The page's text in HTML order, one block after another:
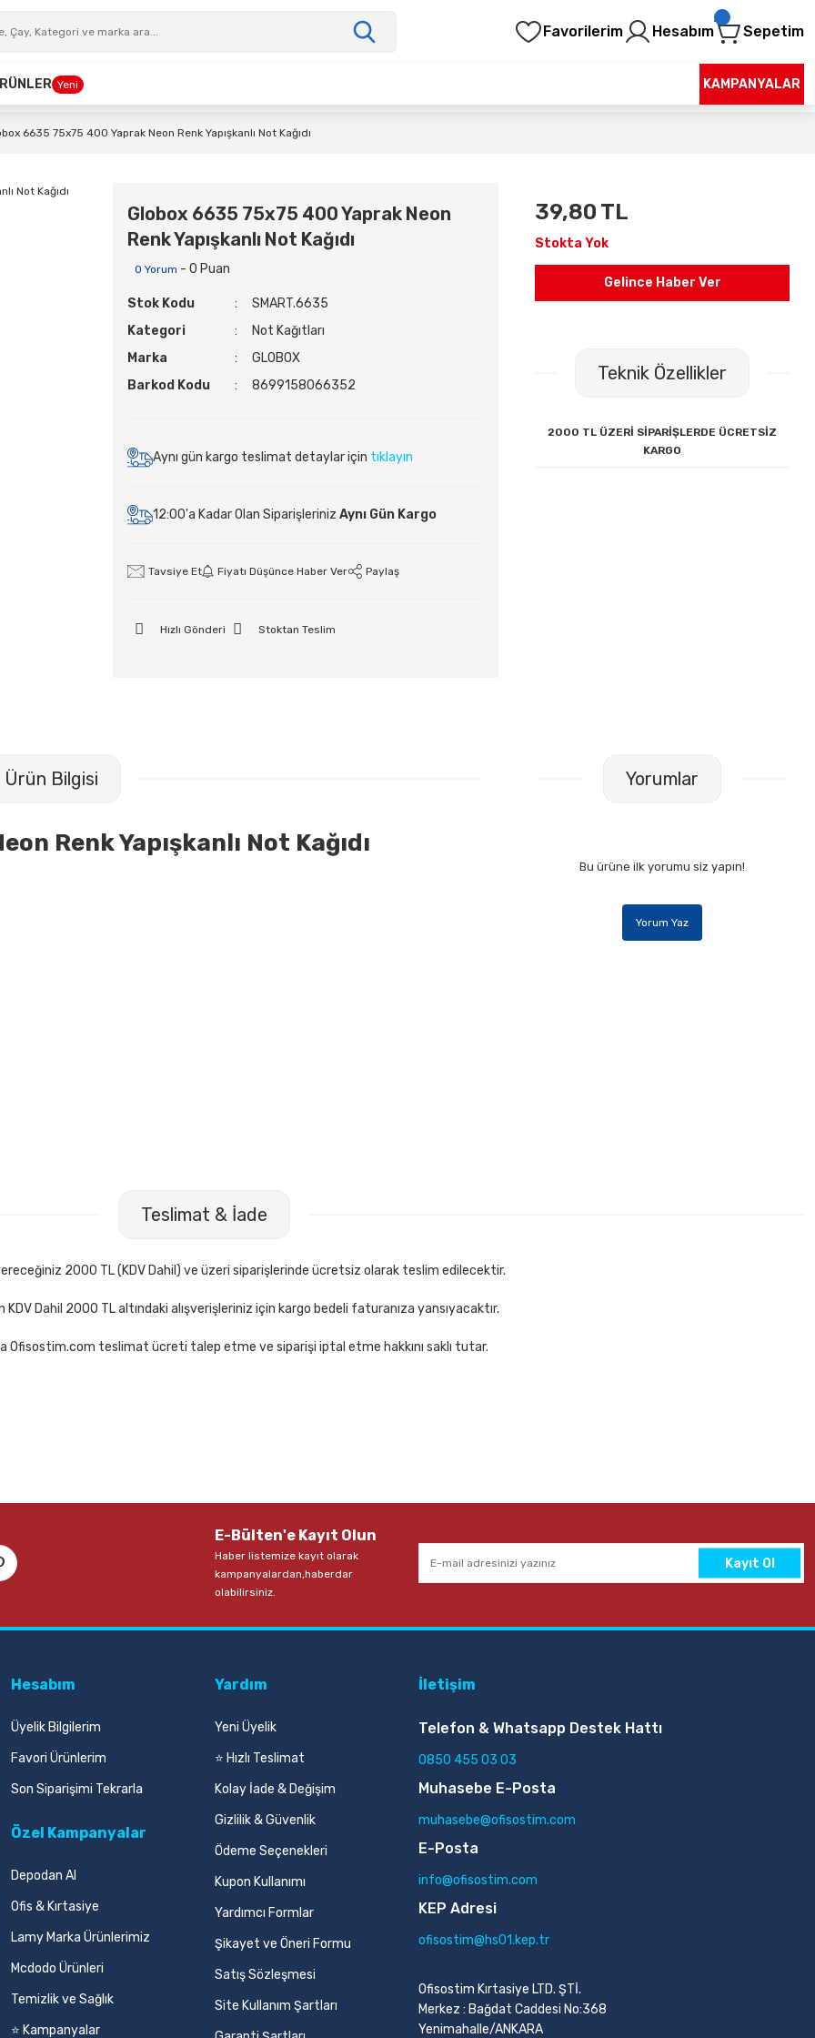
Favorilerim Hesabım Sepetim
Yeni KAMPANYALAR
6635 75x75 400 Yaprak Neon Renk Yapışkanlı Not Kağıdı
Globox 6635 75x75 400 Yaprak Neon
Renk Yapışkanlı Not Kağıdı
0 Yorum - 0 Puan
Stok Kodu
SMART.6635
Kategori
Not Kağıtları
Marka
GLOBOX
Barkod Kodu
8699158066352
Aynı gün kargo teslimat detaylar için tıklayın
12:00'a Kadar Olan Siparişleriniz Aynı Gün Kargo
Tavsiye Et Fiyatı Düşünce Haber Ver Paylaş
Hızlı Gönderi Stoktan Teslim
39,80 TL
Stokta Yok
Gelince Haber Ver
Teknik Özellikler
2000 TL ÜZERİ SİPARİŞLERDE ÜCRETSİZ
KARGO
Ürün Bilgisi
Renk Yapışkanlı Not Kağıdı
Yorumlar
Bu ürüne ilk yorumu siz yapın!
Yorum Yaz
Sepete Ekle
Sepete Ekle
Siyah Tükenmez Kalem Faber Castell 1423 Kırmızı Tükenmez Kalem
Teslimat & İade
2000 TL (KDV Dahil) ve üzeri siparişlerinde ücretsiz olarak teslim edilecektir.
KDV Dahil 2000 TL altındaki alışverişleriniz için kargo bedeli faturanıza yansıyacaktır.
Ofisostim.com teslimat ücreti talep etme ve siparişi iptal etme hakkını saklı tutar.
E-Bülten'e Kayıt Olun
Haber listemize kayıt olarak
kampanyalardan,haberdar
olabilirsiniz.
Kayıt Ol
Hesabım
Üyelik Bilgilerim
Favori Ürünlerim
Son Siparişimi Tekrarla
Özel Kampanyalar
Depodan Al
Ofis & Kırtasiye
Lamy Marka Ürünlerimiz
Mcdodo Ürünleri
Temizlik ve Sağlık
⭐ Kampanyalar
Yardım
Yeni Üyelik
⭐ Hızlı Teslimat
Kolay İade & Değişim
Gizlilik & Güvenlik
Ödeme Seçenekleri
Kupon Kullanımı
Yardımcı Formlar
Şikayet ve Öneri Formu
Satış Sözleşmesi
Site Kullanım Şartları
İletişim
Telefon & Whatsapp Destek Hattı
0850 455 03 03
Muhasebe E-Posta
muhasebe@ofisostim.com
E-Posta
info@ofisostim.com
KEP Adresi
ofisostim@hs01.kep.tr
Ofisostim Kırtasiye LTD. ŞTİ.
Merkez : Bağdat Caddesi No:368
Yenimahalle/ANKARA